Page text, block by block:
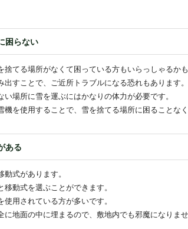
困らない
捨てる場所がなくて困っている方もいらっしゃるか
出すことで、ご近所トラブルになる恐れもあります。
い場所に雪を運ぶにはかなりの体力が必要です。
機を使用することで、雪を捨てる場所に困ることな
ある
式があります。
動式を選ぶことができます。
用されている方が多いです。
に地面の中に埋まるので、敷地内でも邪魔になりま